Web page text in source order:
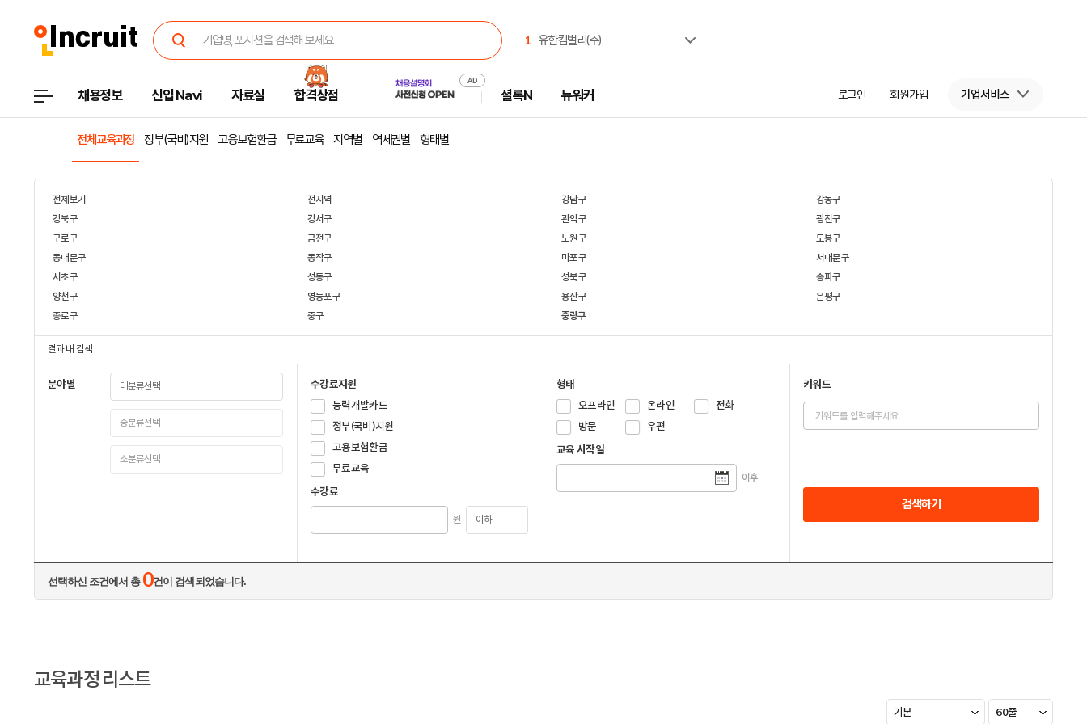
1 유한킴벌리(주)
4
한국고용노동교육원
5 한국부동산원
8 중앙대학교
(사)창조경제혁신센터협의회
(주) 동아일보사
채용정보 신입 Navi 자료실 합격상점 셜록N 뉴워커 로그인 회원가입 기업서비스
전체교육과정 정부(국비)지원 고용보험환급 무료교육 지역별 역세권별 형태별
전체보기 전지역 강남구
강동구
강북구
강서구 관악구
광진구
구로구
금천구 노원구
도봉구
동대문구
동작구 마포구
서대문구
서초구
성동구 성북구
송파구
양천구
영등포구 용산구
은평구
종로구
중구 중랑구
결과 내 검색
분야별
수강료지원
능력개발카드
정부(국비)지원
고용보험환급
무료교육
수강료
원
형태
오프라인
온라인
전화
방문
우편
교육 시작일
이후
키워드
검색하기
선택하신 조건에서 총 0건이 검색되었습니다.
교육과정 리스트
기본 60줄